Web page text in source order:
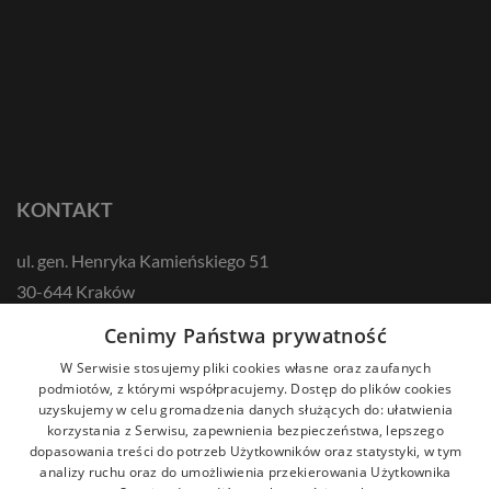
KONTAKT
ul. gen. Henryka Kamieńskiego 51
30-644 Kraków
kontakt@zikodlazdrowia.org
DOWIEDZ SIĘ WIĘCEJ!
Cenimy Państwa prywatność
W Serwisie stosujemy pliki cookies własne oraz zaufanych
podmiotów, z którymi współpracujemy. Dostęp do plików cookies
uzyskujemy w celu gromadzenia danych służących do: ułatwienia
korzystania z Serwisu, zapewnienia bezpieczeństwa, lepszego
dopasowania treści do potrzeb Użytkowników oraz statystyki, w tym
analizy ruchu oraz do umożliwienia przekierowania Użytkownika